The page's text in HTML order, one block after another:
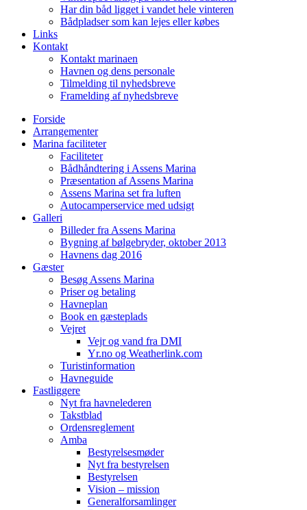
Har din båd ligget i vandet hele vinteren
Bådpladser som kan lejes eller købes
Links
Kontakt
Kontakt marinaen
Havnen og dens personale
Tilmelding til nyhedsbreve
Framelding af nyhedsbreve
Forside
Arrangementer
Marina faciliteter
Faciliteter
Bådhåndtering i Assens Marina
Præsentation af Assens Marina
Assens Marina set fra luften
Autocamperservice med udsigt
Galleri
Billeder fra Assens Marina
Bygning af bølgebryder, oktober 2013
Havnens dag 2016
Gæster
Besøg Assens Marina
Priser og betaling
Havneplan
Book en gæsteplads
Vejret
Vejr og vand fra DMI
Yr.no og Weatherlink.com
Turistinformation
Havneguide
Fastliggere
Nyt fra havnelederen
Takstblad
Ordensreglement
Amba
Bestyrelsesmøder
Nyt fra bestyrelsen
Bestyrelsen
Vision – mission
Generalforsamlinger